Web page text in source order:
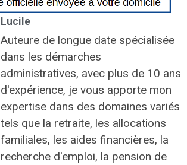
Lucile
Auteure de longue date spécialisée
dans les démarches
administratives, avec plus de 10 ans
d'expérience, je vous apporte mon
expertise dans des domaines variés
tels que la retraite, les allocations
familiales, les aides financières, la
recherche d'emploi, la pension de